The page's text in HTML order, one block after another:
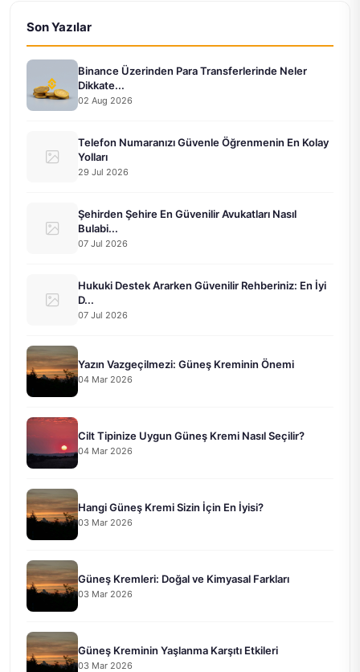
Son Yazılar
Binance Üzerinden Para Transferlerinde Neler
Dikkate...
02 Aug 2026
Telefon Numaranızı Güvenle Öğrenmenin En Kolay
Yolları
29 Jul 2026
Şehirden Şehire En Güvenilir Avukatları Nasıl
Bulabi...
07 Jul 2026
Hukuki Destek Ararken Güvenilir Rehberiniz: En İyi
D...
07 Jul 2026
Yazın Vazgeçilmezi: Güneş Kreminin Önemi
04 Mar 2026
Cilt Tipinize Uygun Güneş Kremi Nasıl Seçilir?
04 Mar 2026
Hangi Güneş Kremi Sizin İçin En İyisi?
03 Mar 2026
Güneş Kremleri: Doğal ve Kimyasal Farkları
03 Mar 2026
Güneş Kreminin Yaşlanma Karşıtı Etkileri
03 Mar 2026